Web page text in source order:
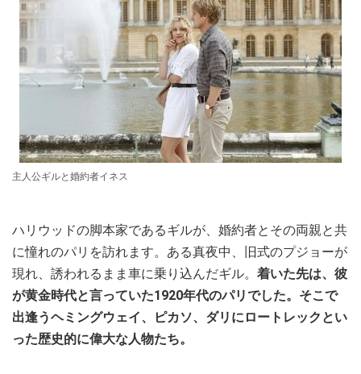
主人公ギルと婚約者イネス
ハリウッドの脚本家であるギルが、婚約者とその両親と共
に憧れのパリを訪れます。ある真夜中、旧式のプジョーが
現れ、誘われるまま車に乗り込んだギル。 着いた先は、彼
が黄金時代と言っていた1920年代のパリでした。そこで
出逢うヘミングウェイ、ピカソ、ダリにロートレックとい
った歴史的に偉大な人物たち。